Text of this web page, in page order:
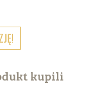
kupili